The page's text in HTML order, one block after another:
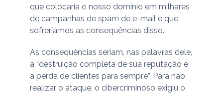
que colocaria o nosso domínio em milhares
de campanhas de spam de e-mail e que
sofreríamos as consequências disso.
As consequências seriam, nas palavras dele,
a “destruição completa de sua reputação e
a perda de clientes para sempre”. Para não
realizar o ataque, o cibercriminoso exigiu o